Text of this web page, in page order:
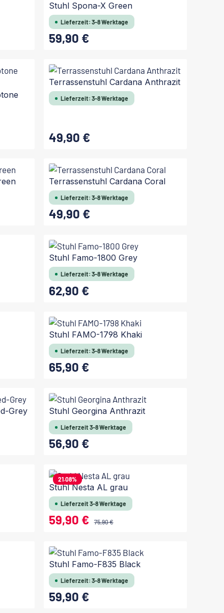
Stuhl Spona-X Green
Lieferzeit: 3-8 Werktage
Regulärer Preis:
59,90 €
In den Warenkorb
Terrassenstuhl Cardana Anthrazit
Lieferzeit: 3-8 Werktage
Regulärer Preis:
49,90 €
In den Warenkorb
Terrassenstuhl Cardana Coral
Lieferzeit: 3-8 Werktage
Regulärer Preis:
49,90 €
In den Warenkorb
Stuhl Famo-1800 Grey
Lieferzeit: 3-8 Werktage
Regulärer Preis:
62,90 €
In den Warenkorb
Stuhl FAMO-1798 Khaki
Lieferzeit: 3-8 Werktage
Regulärer Preis:
65,90 €
In den Warenkorb
Grey Stuhl Georgina Anthrazit
Lieferzeit 3-8 Werktage
Regulärer Preis:
56,90 €
In den Warenkorb
21.08%
Stuhl Nesta AL grau
Lieferzeit 3-8 Werktage
Verkaufspreis:
59,90 € Regulärer Preis:
75,90 €
In den Warenkorb
Stuhl Famo-F835 Black
Lieferzeit: 3-8 Werktage
Regulärer Preis:
59,90 €